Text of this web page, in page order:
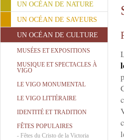
UN OCÉAN DE NATURE
UN OCÉAN DE SAVEURS
UN OCÉAN DE CULTURE
MUSÉES ET EXPOSITIONS
MUSIQUE ET SPECTACLES À
VIGO
LE VIGO MONUMENTAL
LE VIGO LITTÉRAIRE
IDENTITÉ ET TRADITION
FÊTES POPULAIRES
- Fêtes du Cristo de la Victoria